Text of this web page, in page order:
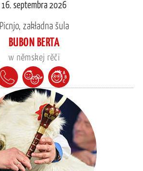
16. septembra 2026
Picnjo, zakładna šula
BUBON BERTA
w němskej rěči